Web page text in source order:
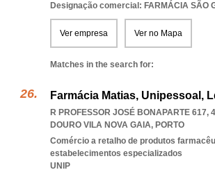
Designação comercial: FARMÁCIA SÃO
Ver empresa Ver no Mapa
Matches in the search for:
Farmácia Matias, Unipessoal,
R PROFESSOR JOSÉ BONAPARTE 617,
DOURO VILA NOVA GAIA, PORTO
Comércio a retalho de produtos
estabelecimentos especializados
UNIP